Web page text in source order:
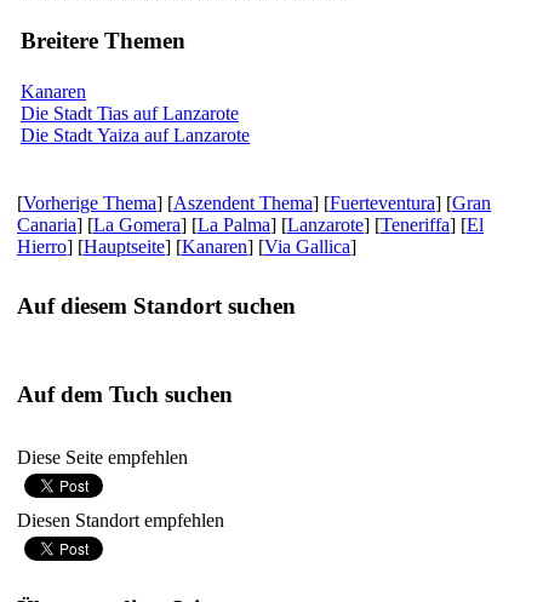
Breitere Themen
Kanaren
Die Stadt Tias auf Lanzarote
Die Stadt Yaiza auf Lanzarote
[Vorherige Thema] [Aszendent Thema] [Fuerteventura] [Gran
Canaria] [La Gomera] [La Palma] [Lanzarote] [Teneriffa] [El
Hierro] [Hauptseite] [Kanaren] [Via Gallica]
Auf diesem Standort suchen
Auf dem Tuch suchen
Diese Seite empfehlen
Diesen Standort empfehlen